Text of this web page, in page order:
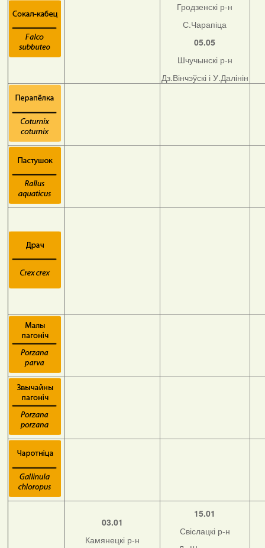
Гродзенскі р-н
С.Чарапіца
05.05
Шчучынскі р-н
Дз.Вінчэўскі і У.Далінін
03.01
Камянецкі р-н
15.01
Свіслацкі р-н